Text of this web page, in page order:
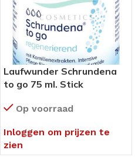
Laufwunder Schrundena
to go 75 ml. Stick
Op voorraad
Inloggen om prijzen te
zien